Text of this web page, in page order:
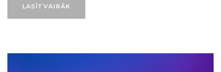
LASĪT VAIRĀK